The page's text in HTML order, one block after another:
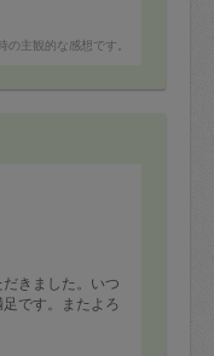
の主観的な感想です。
きました。いつ
です。またよろ